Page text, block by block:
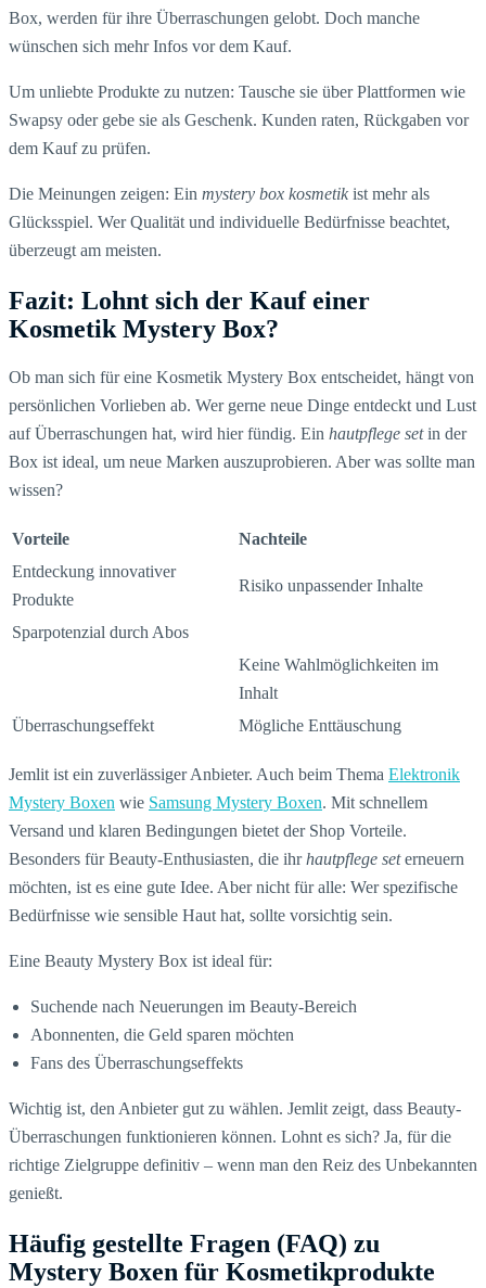
Box, werden für ihre Überraschungen gelobt. Doch manche
wünschen sich mehr Infos vor dem Kauf.
Um unliebte Produkte zu nutzen: Tausche sie über Plattformen wie
Swapsy oder gebe sie als Geschenk. Kunden raten, Rückgaben vor
dem Kauf zu prüfen.
Die Meinungen zeigen: Ein mystery box kosmetik ist mehr als
Glücksspiel. Wer Qualität und individuelle Bedürfnisse beachtet,
überzeugt am meisten.
Fazit: Lohnt sich der Kauf einer
Kosmetik Mystery Box?
Ob man sich für eine Kosmetik Mystery Box entscheidet, hängt von
persönlichen Vorlieben ab. Wer gerne neue Dinge entdeckt und Lust
auf Überraschungen hat, wird hier fündig. Ein hautpflege setin der
Box ist ideal, um neue Marken auszuprobieren. Aber was sollte man
wissen?
Vorteile
Nachteile
Entdeckung innovativer
Produkte
Risiko unpassender Inhalte
Sparpotenzial durch Abos
Keine Wahlmöglichkeiten im
Inhalt
Überraschungseffekt
Mögliche Enttäuschung
Jemlit ist ein zuverlässiger Anbieter. Auch beim Thema Elektronik
Mystery Boxen wie Samsung Mystery Boxen. Mit schnellem
Versand und klaren Bedingungen bietet der Shop Vorteile.
Besonders für Beauty-Enthusiasten, die ihrhautpflege seterneuern
möchten, ist es eine gute Idee. Aber nicht für alle: Wer spezifische
Bedürfnisse wie sensible Haut hat, sollte vorsichtig sein.
Eine Beauty Mystery Box ist ideal für:
Suchende nach Neuerungen im Beauty-Bereich
Abonnenten, die Geld sparen möchten
Fans des Überraschungseffekts
Wichtig ist, den Anbieter gut zu wählen. Jemlit zeigt, dass Beauty-
Überraschungen funktionieren können. Lohnt es sich? Ja, für die
richtige Zielgruppe definitiv – wenn man den Reiz des Unbekannten
genießt.
Häufig gestellte Fragen (FAQ) zu
Mystery Boxen für Kosmetikprodukte